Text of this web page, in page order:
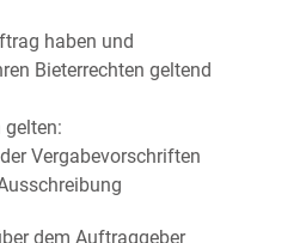
haben und
Bieterrechten geltend
gelten:
Vergabevorschriften
dem Auftraggeber